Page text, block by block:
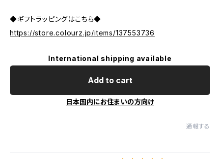
◆ギフトラッピングはこちら◆
https://store.colourz.jp/items/137553736
International shipping available
Add to cart
日本国内にお住まいの方向け
通報する